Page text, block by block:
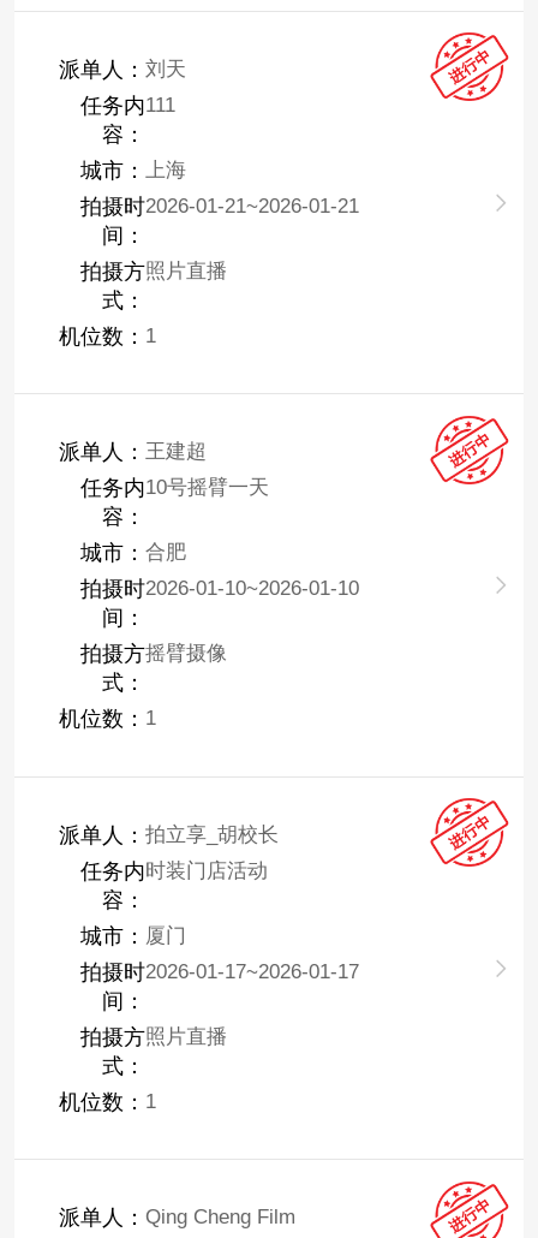
派单人： 刘天
任务内
容：
111
城市： 上海
拍摄时
间：
2026-01-21~2026-01-21
拍摄方
式：
照片直播
机位数： 1
派单人： 王建超
任务内
容：
10号摇臂一天
城市： 合肥
拍摄时
间：
2026-01-10~2026-01-10
拍摄方
式：
摇臂摄像
机位数： 1
派单人： 拍立享_胡校长
任务内
容：
时装门店活动
城市： 厦门
拍摄时
间：
2026-01-17~2026-01-17
拍摄方
式：
照片直播
机位数： 1
派单人： Qing Cheng Film